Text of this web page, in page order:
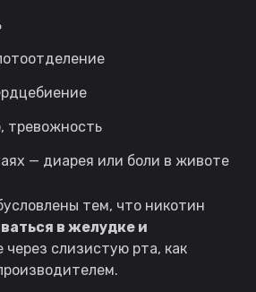
тревожность
— диарея или боли в животе
тем, что никотин
в желудке и
через слизистую рта, как